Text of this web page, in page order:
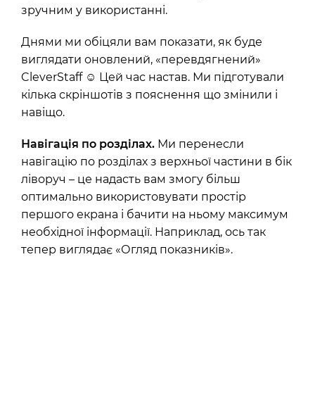
зручним у використанні.
Днями ми обіцяли вам показати, як буде
виглядати оновлений, «перевдягнений»
CleverStaff ☺ Цей час настав. Ми підготували
кілька скріншотів з пояснення що змінили і
навіщо.
Навігація по розділах. Ми перенесли
навігацію по розділах з верхньої частини в бік
ліворуч – це надасть вам змогу більш
оптимально використовувати простір
першого екрана і бачити на ньому максимум
необхідної інформації. Наприклад, ось так
тепер виглядає «Огляд показників».